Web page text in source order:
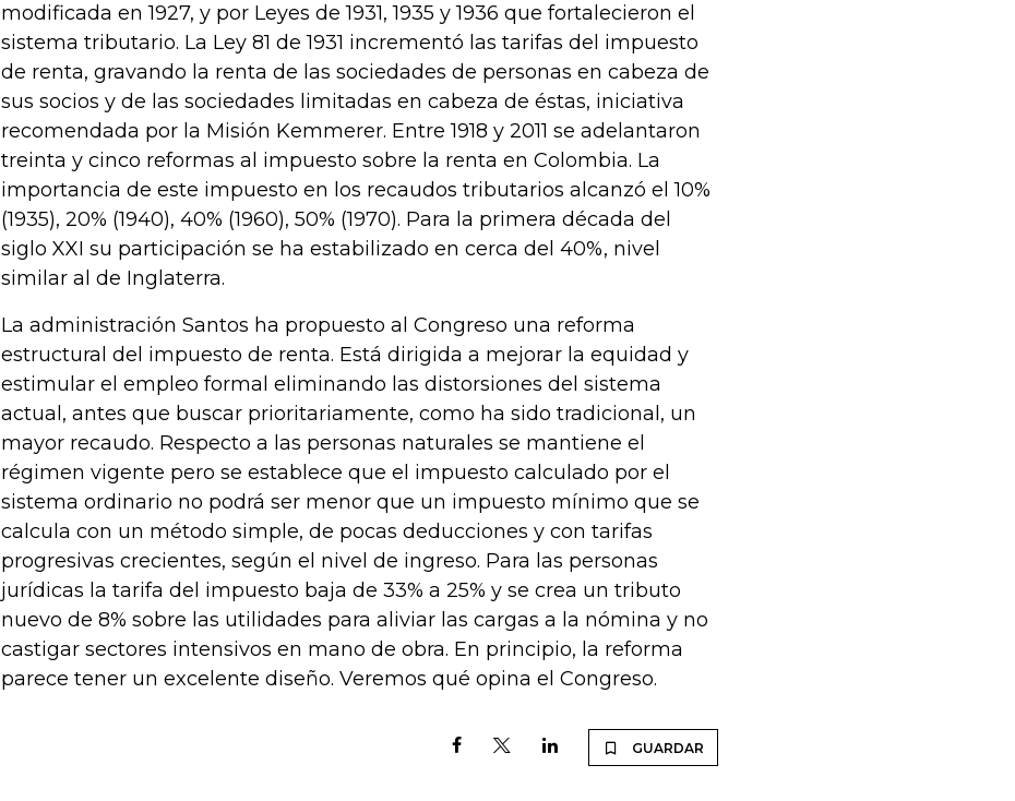
modificada en 1927, y por Leyes de 1931, 1935 y 1936 que fortalecieron el
sistema tributario. La Ley 81 de 1931 incrementó las tarifas del impuesto
de renta, gravando la renta de las sociedades de personas en cabeza de
sus socios y de las sociedades limitadas en cabeza de éstas, iniciativa
recomendada por la Misión Kemmerer. Entre 1918 y 2011 se adelantaron
treinta y cinco reformas al impuesto sobre la renta en Colombia. La
importancia de este impuesto en los recaudos tributarios alcanzó el 10%
(1935), 20% (1940), 40% (1960), 50% (1970). Para la primera década del
siglo XXI su participación se ha estabilizado en cerca del 40%, nivel
similar al de Inglaterra.
La administración Santos ha propuesto al Congreso una reforma
estructural del impuesto de renta. Está dirigida a mejorar la equidad y
estimular el empleo formal eliminando las distorsiones del sistema
actual, antes que buscar prioritariamente, como ha sido tradicional, un
mayor recaudo. Respecto a las personas naturales se mantiene el
régimen vigente pero se establece que el impuesto calculado por el
sistema ordinario no podrá ser menor que un impuesto mínimo que se
calcula con un método simple, de pocas deducciones y con tarifas
progresivas crecientes, según el nivel de ingreso. Para las personas
jurídicas la tarifa del impuesto baja de 33% a 25% y se crea un tributo
nuevo de 8% sobre las utilidades para aliviar las cargas a la nómina y no
castigar sectores intensivos en mano de obra. En principio, la reforma
parece tener un excelente diseño. Veremos qué opina el Congreso.
GUARDAR